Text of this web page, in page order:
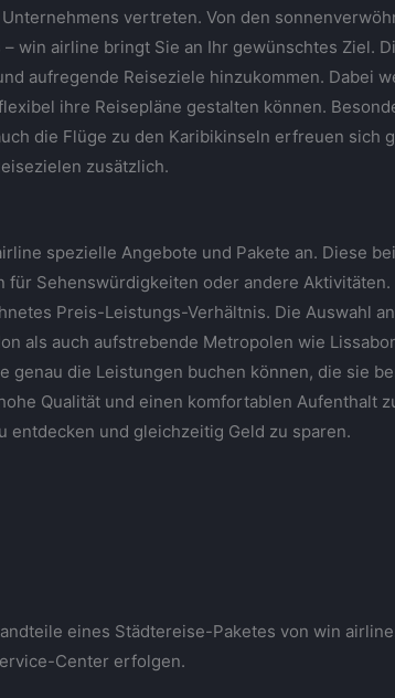
vertreten. Von den
win airline bringt Sie an Ihr gewünschtes Ziel.
aufregende Reiseziele hinzukommen. Dabei
ihre Reisepläne gestalten können.
die Flüge zu den Karibikinseln erfreuen sich
zusätzlich.
spezielle Angebote und Pakete an. Diese
Sehenswürdigkeiten oder andere
Preis-Leistungs-Verhältnis. Die Auswahl
als auch aufstrebende Metropolen wie
genau die Leistungen buchen können, die sie
Qualität und einen komfortablen Aufenthalt
entdecken und gleichzeitig Geld zu sparen.
eines Städtereise-Paketes von win
Center erfolgen.